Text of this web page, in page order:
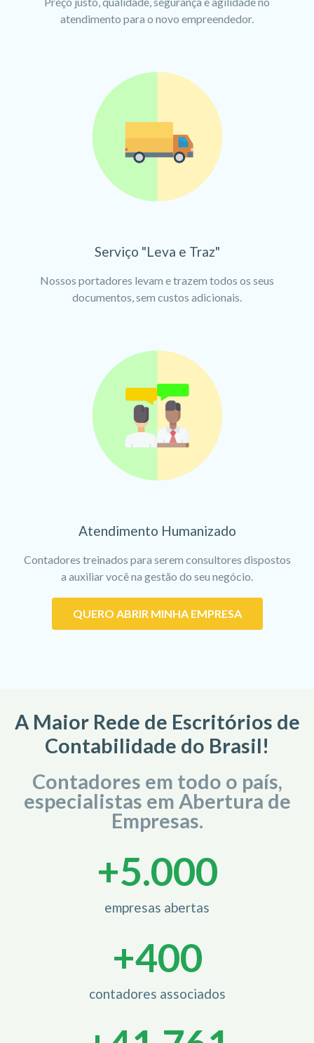
atendimento para o novo empreendedor.
Serviço "Leva e Traz"
Nossos portadores levam e trazem todos os seus
documentos, sem custos adicionais.
Atendimento Humanizado
Contadores treinados para serem consultores dispostos
a auxiliar você na gestão do seu negócio.
QUERO ABRIR MINHA EMPRESA
A Maior Rede de Escritórios de
Contabilidade do Brasil!
Contadores em todo o país,
especialistas em Abertura de
Empresas.
empresas abertas
+5.000
contadores associados
+400